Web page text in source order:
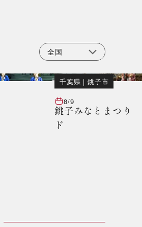
千葉県 ｜銚子市
8/9
銚子みなとまつり
ド